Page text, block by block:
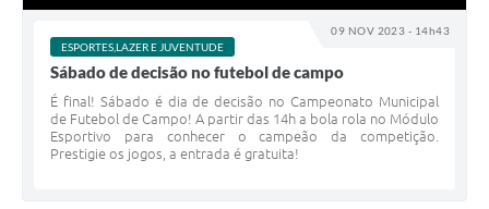
09 NOV 2023 - 14h43
ESPORTES,LAZER E JUVENTUDE
Sábado de decisão no futebol de campo
É final! Sábado é dia de decisão no Campeonato Municipal
de Futebol de Campo! A partir das 14h a bola rola no Módulo
Esportivo para conhecer o campeão da competição.
Prestigie os jogos, a entrada é gratuita!